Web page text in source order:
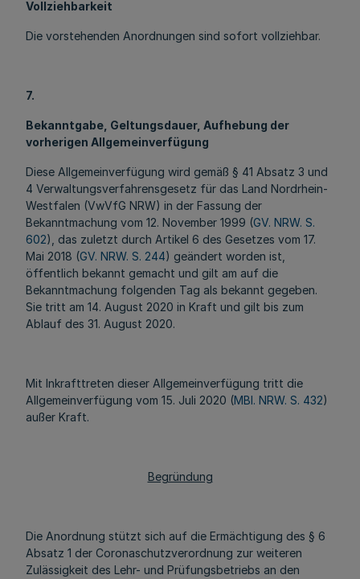
Vollziehbarkeit
Die vorstehenden Anordnungen sind sofort vollziehbar.
7.
Bekanntgabe, Geltungsdauer, Aufhebung der
vorherigen Allgemeinverfügung
Diese Allgemeinverfügung wird gemäß § 41 Absatz 3 und
4 Verwaltungsverfahrensgesetz für das Land Nordrhein-
Westfalen (VwVfG NRW) in der Fassung der
Bekanntmachung vom 12. November 1999 (GV. NRW. S.
602), das zuletzt durch Artikel 6 des Gesetzes vom 17.
Mai 2018 (GV. NRW. S. 244) geändert worden ist,
öffentlich bekannt gemacht und gilt am auf die
Bekanntmachung folgenden Tag als bekannt gegeben.
Sie tritt am 14. August 2020 in Kraft und gilt bis zum
Ablauf des 31. August 2020.
Mit Inkrafttreten dieser Allgemeinverfügung tritt die
Allgemeinverfügung vom 15. Juli 2020 (MBl. NRW. S. 432)
außer Kraft.
Begründung
Die Anordnung stützt sich auf die Ermächtigung des § 6
Absatz 1 der Coronaschutzverordnung zur weiteren
Zulässigkeit des Lehr- und Prüfungsbetriebs an den